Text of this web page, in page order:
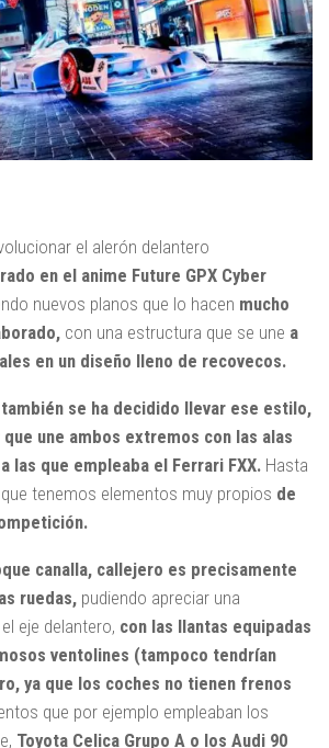
el alerón delantero
en el anime Future GPX Cyber
nuevos planos que lo hacen mucho
con una estructura que se une a
en un diseño lleno de recovecos.
se ha decidido llevar ese estilo,
une ambos extremos con las alas
las que empleaba el Ferrari FXX. Hasta
tenemos elementos muy propios de
canalla, callejero es precisamente
ruedas, pudiendo apreciar una
eje delantero, con las llantas equipadas
ventolines (tampoco tendrían
ya que los coches no tienen frenos
que por ejemplo empleaban los
Toyota Celica Grupo A o los Audi 90